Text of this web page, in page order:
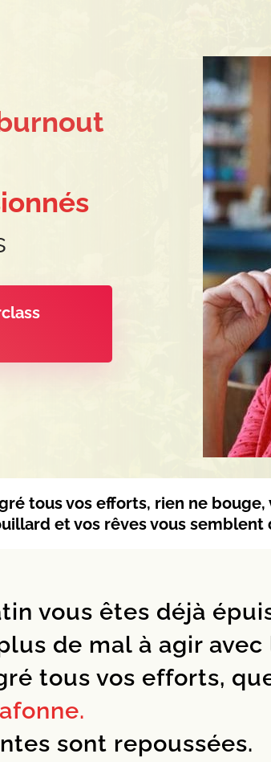
tous vos efforts, rien ne
et vos rêves vous
vous êtes déjà
de mal à agir
tous vos efforts,
sont repoussées.